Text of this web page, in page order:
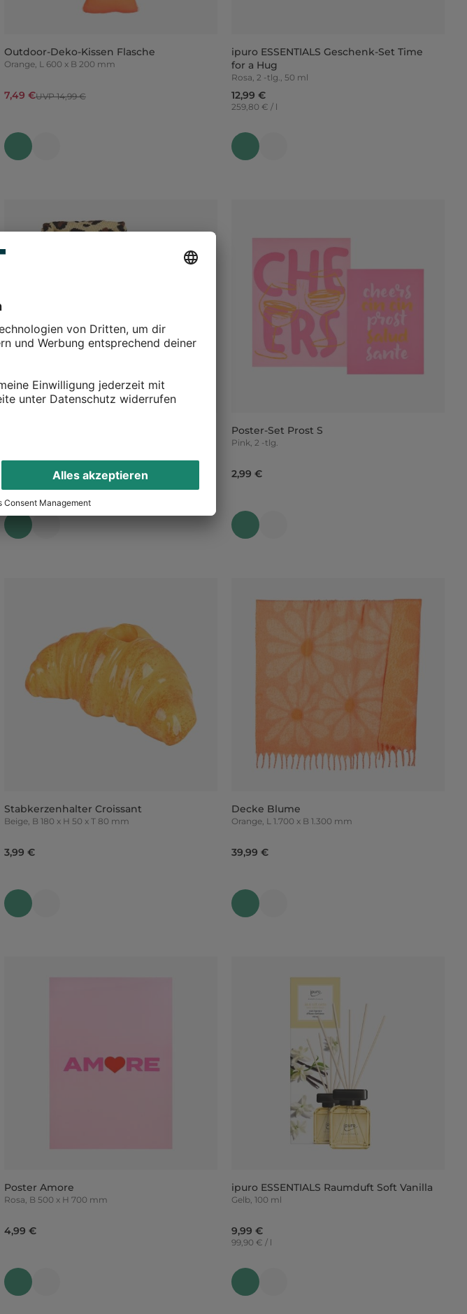
Outdoor-Deko-Kissen Flasche
Orange, L 600 x B 200 mm
7,49 €UVP 14,99 €
ipuro ESSENTIALS Geschenk-Set Time
for a Hug
Rosa, 2 -tlg., 50 ml
12,99 €
259,80 € / l
Poster-Set Prost S
Pink, 2 -tlg.
2,99 €
Stabkerzenhalter Croissant
Beige, B 180 x H 50 x T 80 mm
3,99 €
Decke Blume
Orange, L 1.700 x B 1.300 mm
39,99 €
Poster Amore
Rosa, B 500 x H 700 mm
4,99 €
ipuro ESSENTIALS Raumduft Soft Vanilla
Gelb, 100 ml
9,99 €
99,90 € / l